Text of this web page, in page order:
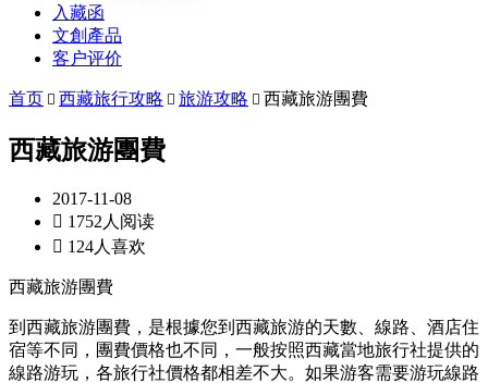
入藏函
文創產品
客户评价
首页  西藏旅行攻略  旅游攻略  西藏旅游團費
西藏旅游團費
2017-11-08
 1752人阅读
 124人喜欢
西藏旅游團費
到西藏旅游團費，是根據您到西藏旅游的天數、線路、酒店住
宿等不同，團費價格也不同，一般按照西藏當地旅行社提供的
線路游玩，各旅行社價格都相差不大。如果游客需要游玩線路